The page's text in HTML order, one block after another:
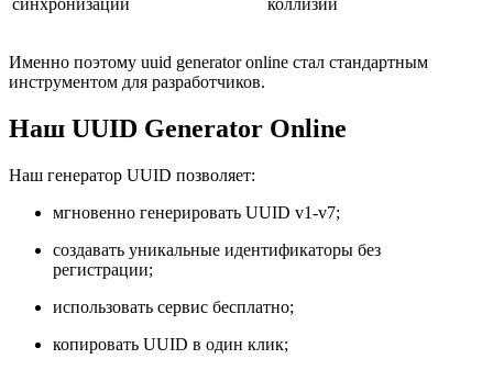
синхронизации
коллизий
Именно поэтому uuid generator online стал стандартным
инструментом для разработчиков.
Наш UUID Generator Online
Наш генератор UUID позволяет:
мгновенно генерировать UUID v1-v7;
создавать уникальные идентификаторы без
регистрации;
использовать сервис бесплатно;
копировать UUID в один клик;